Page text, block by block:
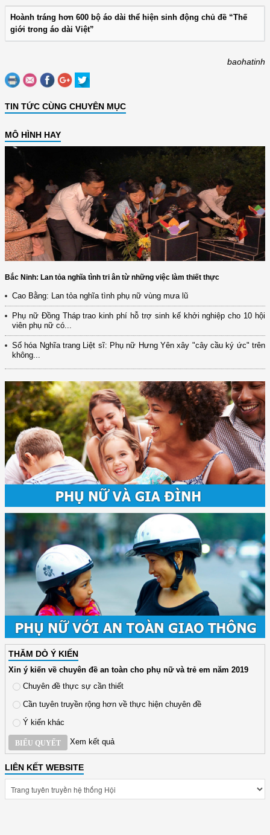
Hoành tráng hơn 600 bộ áo dài thể hiện sinh động chủ đề “Thế
giới trong áo dài Việt”
baohatinh
TIN TỨC CÙNG CHUYÊN MỤC
MÔ HÌNH HAY
Bắc Ninh: Lan tỏa nghĩa tình tri ân từ những việc làm thiết thực
Cao Bằng: Lan tỏa nghĩa tình phụ nữ vùng mưa lũ
Phụ nữ Đồng Tháp trao kinh phí hỗ trợ sinh kế khởi nghiệp cho 10 hội
viên phụ nữ có...
Số hóa Nghĩa trang Liệt sĩ: Phụ nữ Hưng Yên xây "cây cầu ký ức" trên
không...
THĂM DÒ Ý KIẾN
Xin ý kiến về chuyên đề an toàn cho phụ nữ và trẻ em năm 2019
Chuyên đề thực sự cần thiết
Cần tuyên truyền rộng hơn về thực hiện chuyên đề
Ý kiến khác
BIỂU QUYẾT Xem kết quả
LIÊN KẾT WEBSITE